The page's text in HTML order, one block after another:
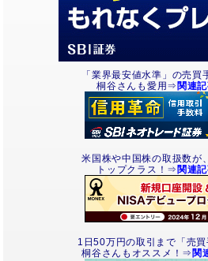
「業界最安値水準」の売買
桐谷さんも愛用⇒ 関連
米国株や中国株の取扱数が
トップクラス！⇒ 関連
1日50万円の取引まで「売
桐谷さんもオススメ！⇒ 関